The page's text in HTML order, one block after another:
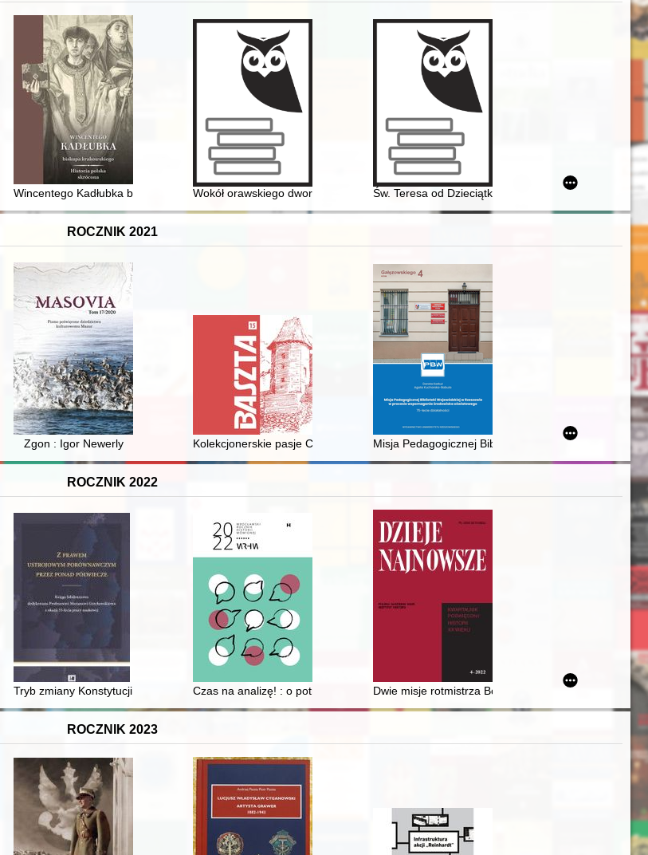
kulturalnej i pedagogicznej Królestwa Polskiego w latach 1905-1914 - recenzja]
Wincentego Kadłubka biskupa krakowskiego Historia polska skrócona
Wokół orawskiego dworu : podróż w czasie i przestrzeni
Św. Teresa od Dzieciątka Jezus
ROCZNIK 2021
Rosji carskiej oraz ZSRR
Zgon : Igor Newerly Kolekcjonerskie pasje Chojniczan : Latawce japońskie dr. Wilhelma Müllera (1871-1936)
Misja Pedagogicznej Biblioteki Wojewódzkiej w
ROCZNIK 2022
Porębie Górnej = Künstlervereingung St. Lukas in Ober-Schreiberhau
Tryb zmiany Konstytucji kwietniowej z 1935 rCzas na analizę! : o potrzebie seminariów historii mówionej = (Time for analysis! : on the
Dwie misje rotmistrza Bolesława Długoszowskiego
ROCZNIK 2023